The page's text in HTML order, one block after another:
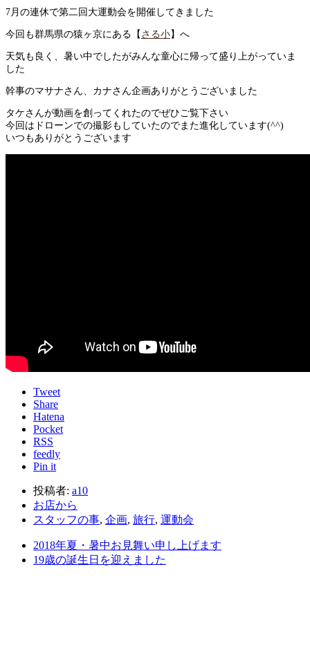
7月の連休で第二回大運動会を開催してきました
今回も群馬県の猿ヶ京にある【 さる小】へ
天気も良く、暑い中でしたがみんな童心に帰って盛り上がっていま
した
幹事のマサナさん、カナさん企画ありがとうございました
タケさんが動画を創ってくれたのでぜひご覧下さい
今回はドローンでの撮影もしていたのでまた進化しています(^^)
いつもありがとうございます
Tweet
Share
Hatena
Pocket
RSS
feedly
Pin it
投稿者: a10
お店から
スタッフの事, 企画, 旅行, 運動会
2018年夏・暑中お見舞い申し上げます
19歳の誕生日を迎えました